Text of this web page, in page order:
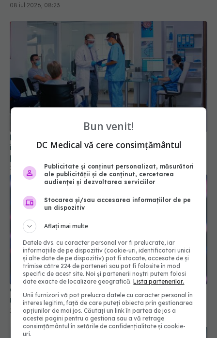
08 iul 2026, 08:23
Peste 29 de milioane de lei au intrat în sănătate
într-o singură săptămână. Ce se schimbă pentru
pacienți
17 iul 2026, 12:01
Conf. Horațiu Moldovan (CNAS), anunțul
momentului despre cardurile de sănătate
15 iul 2026, 16:54
Bun venit!
DC Medical vă cere consimțământul
Publicitate și conținut personalizat, măsurători
ale publicității și de conținut, cercetarea
audienței și dezvoltarea serviciilor
Stocarea și/sau accesarea informațiilor de pe
un dispozitiv
Aflați mai multe
Datele dvs. cu caracter personal vor fi prelucrate, iar
informațiile de pe dispozitiv (cookie-uri, identificatori unici
și alte date de pe dispozitiv) pot fi stocate, accesate de și
trimise către 224 de parteneri sau pot fi folosite în mod
specific de acest site. Noi și partenerii noștri putem folosi
date exacte de localizare geografică.Lista partenerilor.
Unii furnizori vă pot prelucra datele cu caracter personal în
interes legitim, față de care puteți obiecta prin gestionarea
opțiunilor de mai jos. Căutați un link în partea de jos a
acestei pagini pentru a gestiona sau a vă retrage
consimțământul în setările de confidențialitate și cookie-
uri.